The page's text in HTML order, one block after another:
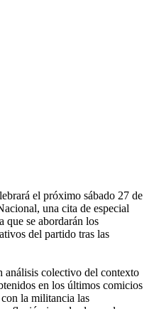
el próximo sábado 27 de
una cita de especial
que se abordarán los
del partido tras las
análisis colectivo del contexto
en los últimos comicios
la militancia las